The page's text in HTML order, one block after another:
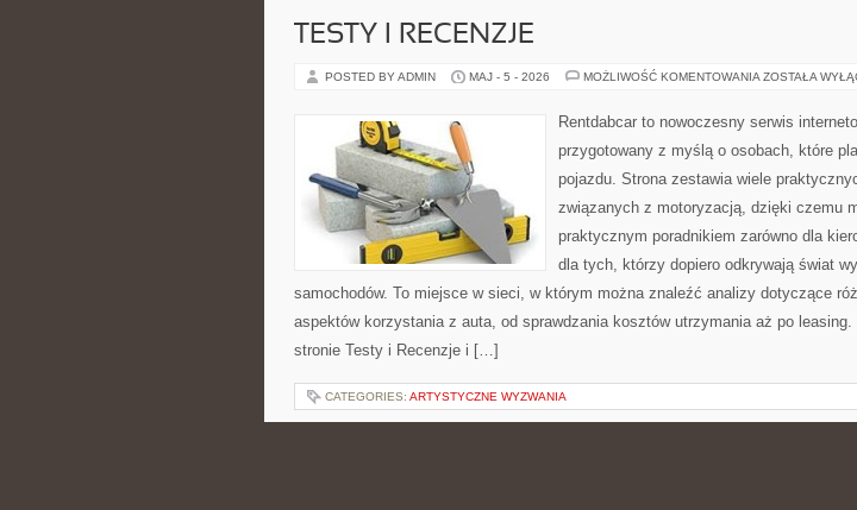
TESTY I RECENZJE
POSTED BY ADMIN MAJ - 5 - 2026 MOŻLIWOŚĆ KOMENTOWANIA TESTY
ZOSTAŁA
Rentdabcar to nowoczesny serwis
przygotowany z myślą o osobach, które
pojazdu. Strona zestawia wiele
związanych z motoryzacją, dzięki czemu
praktycznym poradnikiem zarówno dla
dla tych, którzy dopiero odkrywają świat
samochodów. To miejsce w sieci, w którym można znaleźć analizy dotyczące
aspektów korzystania z auta, od sprawdzania kosztów utrzymania aż po leasing.
stronie Testy i Recenzje i […]
CATEGORIES: ARTYSTYCZNE WYZWANIA